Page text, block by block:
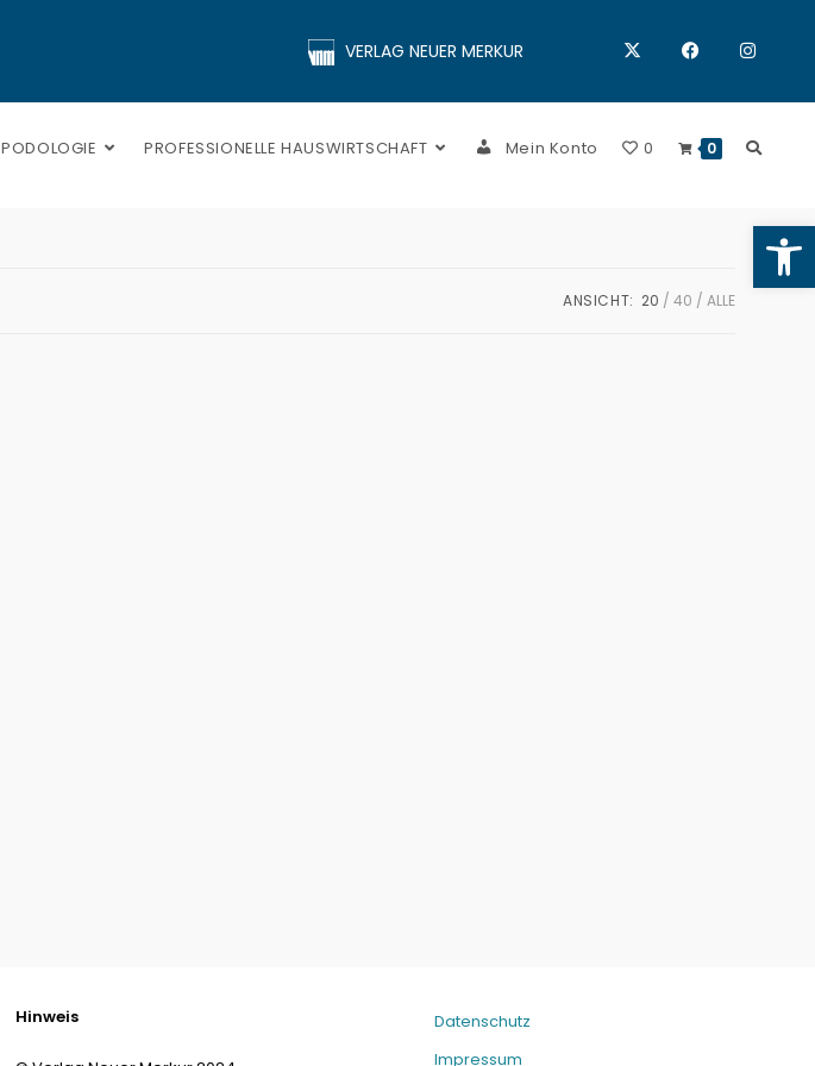
VERLAG NEUER MERKUR
PODOLOGIE PROFESSIONELLE HAUSWIRTSCHAFT Mein Konto 0 0
ANSICHT: 20 40 ALLE
Hinweis
Datenschutz
Impressum